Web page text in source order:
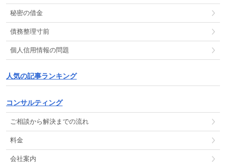
秘密の借金
債務整理寸前
個人信用情報の問題
人気の記事ランキング
コンサルティング
ご相談から解決までの流れ
料金
会社案内